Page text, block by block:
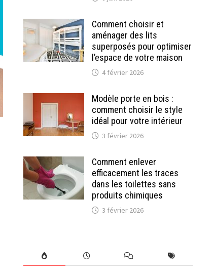
Comment choisir et
aménager des lits
superposés pour optimiser
l’espace de votre maison
4 février 2026
Modèle porte en bois :
comment choisir le style
idéal pour votre intérieur
3 février 2026
Comment enlever
efficacement les traces
dans les toilettes sans
produits chimiques
3 février 2026